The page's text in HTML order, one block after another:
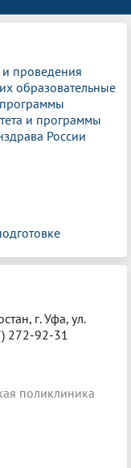
проведения
образовательные
и программы
России
г. Уфа, ул.
272-92-31
поликлиника